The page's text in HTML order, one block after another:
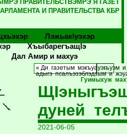
ПРАВИТЕЛЬСТВЭМРЭ Я ГАЗЕТ
И ПРАВИТЕЛЬСТВА КБР
Лэжьакlуэхэр
Хъыбарегъащlэ
Дал Амир и махуэ
« Ди газетым мэкъуауэгъуэм
адыгэ псалъэзэблэдзым и
Гуимыхуж
дуней
2021-06-05